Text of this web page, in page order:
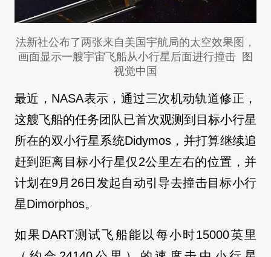
法新社公布了两张来自美国宇航局的太空效果图，
画面显示一艘宇宙飞船从小行星后面进行撞击 图
视觉中国
最近，NASA表示，通过三次机动轨道修正，
这艘飞船的任务团队已首次观测到目标小行星
所在的双小行星系统Didymos，并打算继续追
赶到距离目标小行星仅2公里左右的位置，并
计划在9月26日发起自动引导去撞击目标小行
星Dimorphos。
如果DART测试飞船能以每小时15000英里